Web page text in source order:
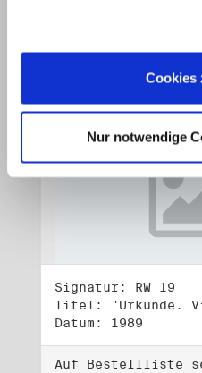
Cookies
Nur notwendige
Signatur: RW 19
Titel: "Urkunde.
Datum: 1989
Auf Bestellliste